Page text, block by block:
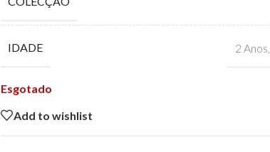
IDADE 2 Anos
Esgotado
Add to wishlist